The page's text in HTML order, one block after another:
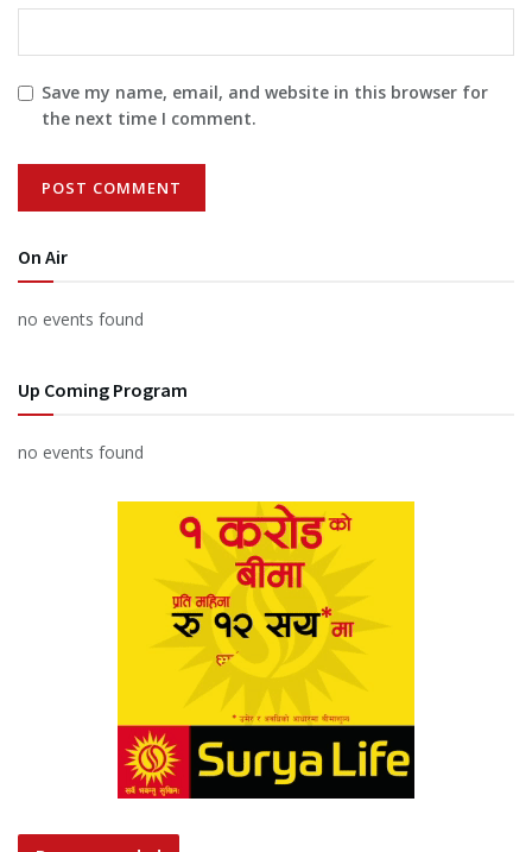
Save my name, email, and website in this browser for
the next time I comment.
On Air
no events found
Up Coming Program
no events found